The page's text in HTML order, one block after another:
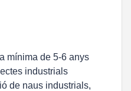
mínima de 5-6 anys
industrials
de naus industrials,